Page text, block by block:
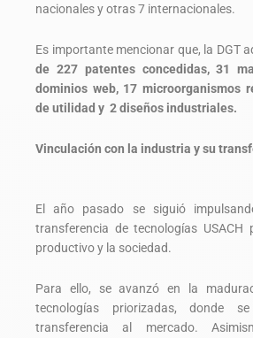
nacionales y otras 7 internacionales.
Es importante mencionar que, la DGT
de 227 patentes concedidas, 31
dominios web, 17 microorganismos
de utilidad y 2 diseños industriales.
Vinculación con la industria y su
El año pasado se siguió
transferencia de tecnologías
productivo y la sociedad.
Para ello, se avanzó en la
tecnologías priorizadas, donde
transferencia al mercado.